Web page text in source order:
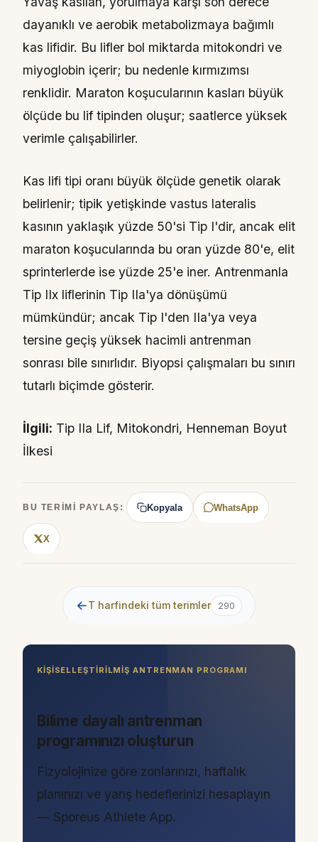
dayanıklı ve aerobik metabolizmaya bağımlı
kas lifidir. Bu lifler bol miktarda mitokondri ve
miyoglobin içerir; bu nedenle kırmızımsı
renklidir. Maraton koşucularının kasları büyük
ölçüde bu lif tipinden oluşur; saatlerce yüksek
verimle çalışabilirler.
Kas lifi tipi oranı büyük ölçüde genetik olarak
belirlenir; tipik yetişkinde vastus lateralis
kasının yaklaşık yüzde 50'si Tip I'dir, ancak elit
maraton koşucularında bu oran yüzde 80'e, elit
sprinterlerde ise yüzde 25'e iner. Antrenmanla
Tip IIx liflerinin Tip IIa'ya dönüşümü
mümkündür; ancak Tip I'den IIa'ya veya
tersine geçiş yüksek hacimli antrenman
sonrası bile sınırlıdır. Biyopsi çalışmaları bu sınırı
tutarlı biçimde gösterir.
İlgili: Tip IIa Lif, Mitokondri, Henneman Boyut
İlkesi
BU TERIMI PAYLAŞ: Kopyala WhatsApp
X
←T harfindeki tüm terimler 290
KIŞISELLEŞTIRILMIŞ ANTRENMAN PROGRAMI
Bilime dayalı antrenman
programınızı oluşturun
Fizyolojinize göre zonlarınızı, haftalık
planınızı ve yarış hedeflerinizi hesaplayın
— Sporeus Athlete App.